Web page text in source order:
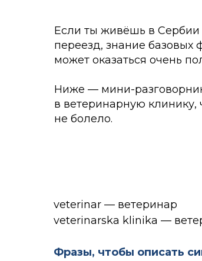
Если ты живёшь в
переезд, знание
может оказаться очень
Ниже — мини-
в ветеринарную клинику,
не болело.
veterinar — ветеринар
veterinarska klinika —
Фразы, чтобы описать